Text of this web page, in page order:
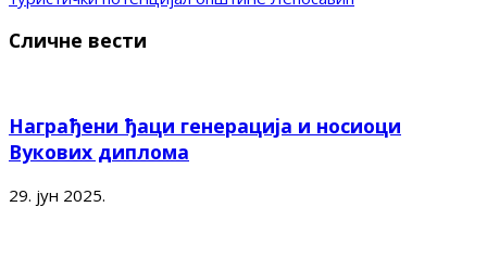
Сличне вести
Награђени ђаци генерација и носиоци
Вукових диплома
29. јун 2025.